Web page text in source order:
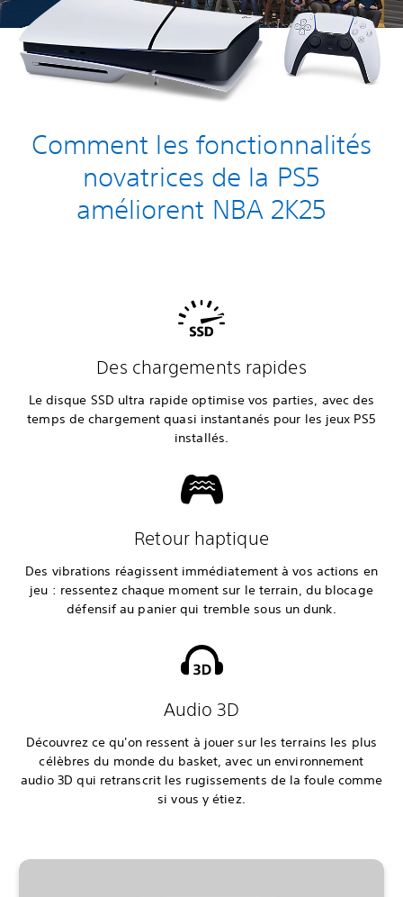
Comment les fonctionnalités
novatrices de la PS5
améliorent NBA 2K25
Des chargements rapides
Le disque SSD ultra rapide optimise vos parties, avec des
temps de chargement quasi instantanés pour les jeux PS5
installés.
Retour haptique
Des vibrations réagissent immédiatement à vos actions en
jeu : ressentez chaque moment sur le terrain, du blocage
défensif au panier qui tremble sous un dunk.
Audio 3D
Découvrez ce qu'on ressent à jouer sur les terrains les plus
célèbres du monde du basket, avec un environnement
audio 3D qui retranscrit les rugissements de la foule comme
si vous y étiez.